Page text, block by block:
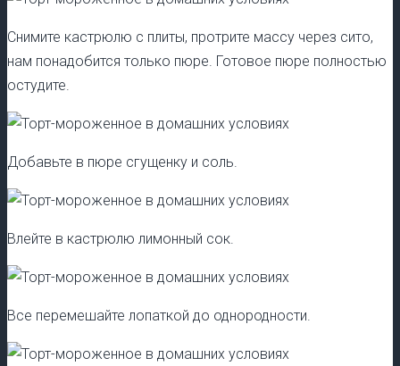
Снимите кастрюлю с плиты, протрите массу через сито,
нам понадобится только пюре. Готовое пюре полностью
остудите.
Добавьте в пюре сгущенку и соль.
Влейте в кастрюлю лимонный сок.
Все перемешайте лопаткой до однородности.